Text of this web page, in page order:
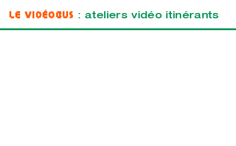
Le Vidéobus : ateliers vidéo itinérants